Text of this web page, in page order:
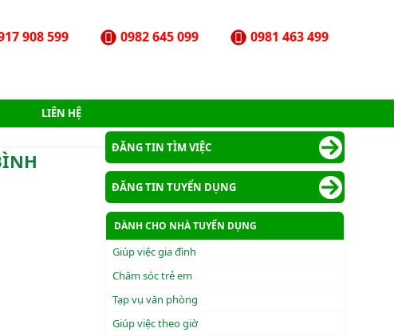
0981 463 499
0982 645 099
908 599
LIÊN HỆ
ĐĂNG TIN TÌM VIỆC
ĐĂNG TIN TUYỂN DỤNG
DÀNH CHO NHÀ TUYỂN DỤNG
Giúp việc gia đình
Chăm sóc trẻ em
Tạp vụ văn phòng
Giúp việc theo giờ